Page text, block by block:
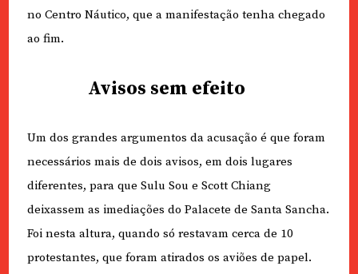
no Centro Náutico, que a manifestação tenha chegado
ao fim.
Avisos sem efeito
Um dos grandes argumentos da acusação é que foram
necessários mais de dois avisos, em dois lugares
diferentes, para que Sulu Sou e Scott Chiang
deixassem as imediações do Palacete de Santa Sancha.
Foi nesta altura, quando só restavam cerca de 10
protestantes, que foram atirados os aviões de papel.